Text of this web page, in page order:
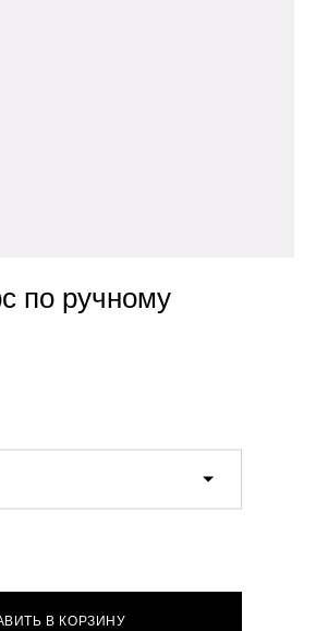
по ручному
В КОРЗИНУ